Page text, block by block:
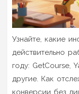
Узнайте, какие
действительно
году: GetCourse,
другие. Как
конверсии без